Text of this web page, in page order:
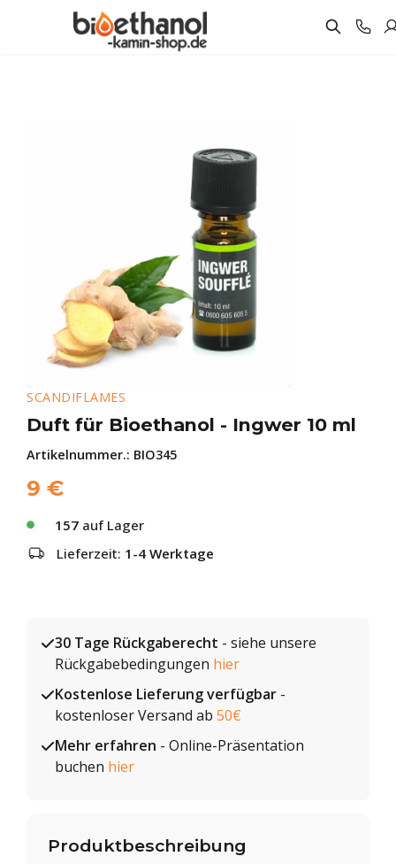
SCANDIFLAMES
Duft für Bioethanol - Ingwer 10 ml
Artikelnummer.: BIO345
9 €
157 auf Lager
Lieferzeit: 1-4 Werktage
30 Tage Rückgaberecht - siehe unsere
Rückgabebedingungen hier
Kostenlose Lieferung verfügbar -
kostenloser Versand ab 50€
Mehr erfahren - Online-Präsentation
buchen hier
Produktbeschreibung